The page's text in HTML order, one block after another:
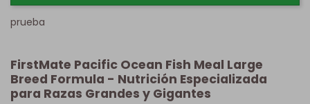
prueba
FirstMate Pacific Ocean Fish Meal Large
Breed Formula - Nutrición Especializada
para Razas Grandes y Gigantes